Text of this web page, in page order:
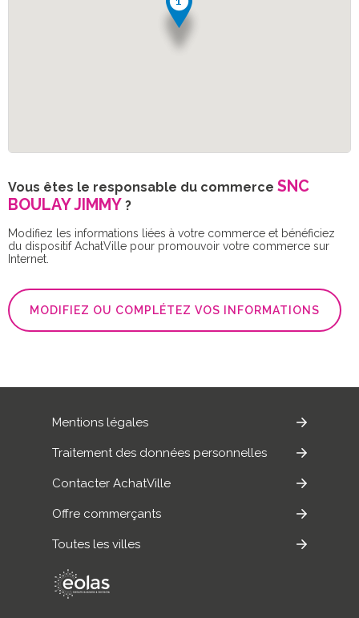
Vous êtes le responsable du commerce SNC
BOULAY JIMMY ?
Modifiez les informations liées à votre commerce et bénéficiez
du dispositif AchatVille pour promouvoir votre commerce sur
Internet.
MODIFIEZ OU COMPLÉTEZ VOS INFORMATIONS
Mentions légales
Traitement des données personnelles
Contacter AchatVille
Offre commerçants
Toutes les villes